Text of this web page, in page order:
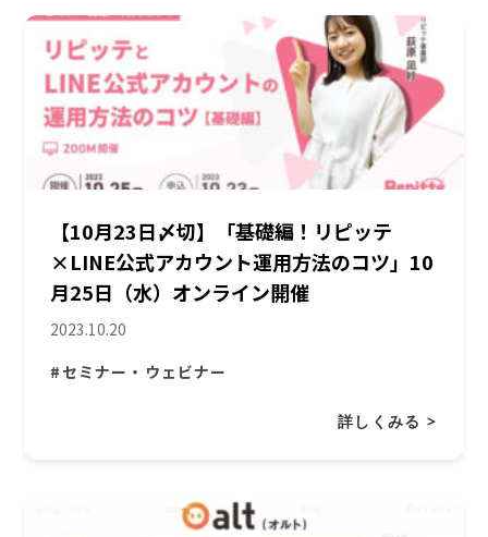
【10月23日〆切】「基礎編！リピッテ
×LINE公式アカウント運用方法のコツ」10
月25日（水）オンライン開催
2023.10.20
#セミナー・ウェビナー
詳しくみる >